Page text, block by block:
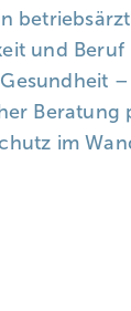
und Beruf
Beratung
im